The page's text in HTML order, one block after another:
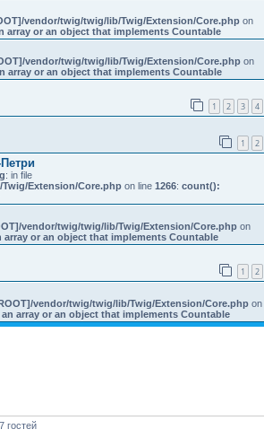
vendor/twig/twig/lib/Twig/Extension/Core.phpon
array or an object that implements Countable
vendor/twig/twig/lib/Twig/Extension/Core.phpon
array or an object that implements Countable
1 2 3 4
1 2
: in file
Extension/Core.phpon line 1266: count():
vendor/twig/twig/lib/Twig/Extension/Core.phpon
array or an object that implements Countable
1 2
vendor/twig/twig/lib/Twig/Extension/Core.phpon
array or an object that implements Countable
гостей